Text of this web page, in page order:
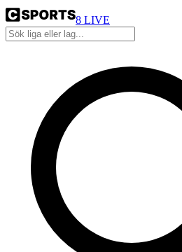
8 LIVE